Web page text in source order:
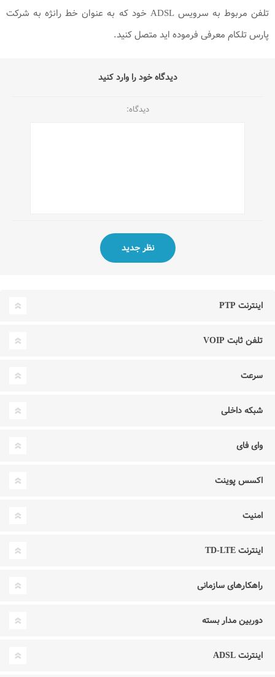
تلفن مربوط به سرویس ADSL خود که به عنوان خط رانژه به شرکت
پارس تلکام معرفی فرموده اید متصل کنید.
دیدگاه خود را وارد کنید
دیدگاه:
اینترنت PTP
تلفن ثابت VOIP
سرعت
شبکه داخلی
وای فای
اکسس پوینت
امنیت
اینترنت TD-LTE
راهکارهای سازمانی
دوربین مدار بسته
اینترنت ADSL